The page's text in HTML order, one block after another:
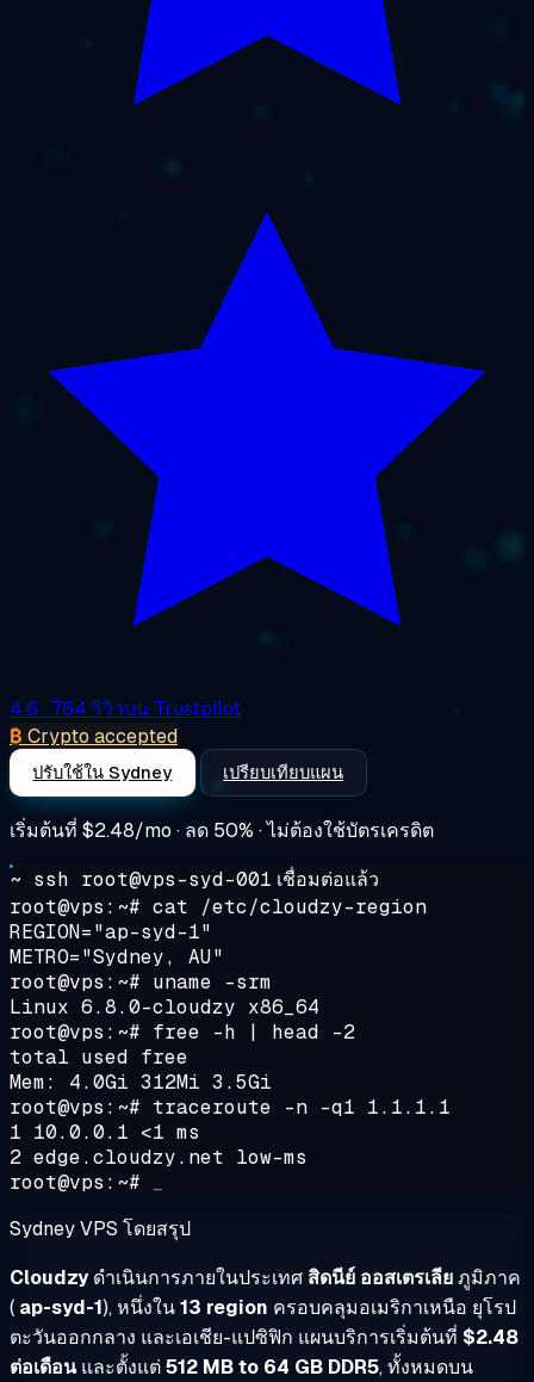
4.6 · 764 รีวิวบน Trustpilot
₿ Crypto accepted
ปรับใช้ใน Sydney เปรียบเทียบแผน
เริ่มต้นที่ $2.48/mo · ลด 50% · ไม่ต้องใช้บัตรเครดิต
~ ssh root@vps-syd-001 เชื่อมต่อแล้ว
root@vps:~# cat /etc/cloudzy-region
REGION="ap-syd-1"
METRO="Sydney, AU"
root@vps:~# uname -srm
Linux 6.8.0-cloudzy x86_64
root@vps:~# free -h | head -2
total used free
Mem: 4.0Gi 312Mi 3.5Gi
root@vps:~# traceroute -n -q1 1.1.1.1
1 10.0.0.1 <1 ms
2 edge.cloudzy.net low-ms
root@vps:~#
Sydney VPS โดยสรุป
Cloudzyดำเนินการภายในประเทศ สิดนีย์ ออสเตรเลียภูมิภาค
( ap-syd-1), หนึ่งใน13 region ครอบคลุมอเมริกาเหนือ ยุโรป
ตะวันออกกลาง และเอเชีย-แปซิฟิก แผนบริการเริ่มต้นที่ $2.48
ต่อเดือนและตั้งแต่512 MB to 64 GB DDR5, ทั้งหมดบน